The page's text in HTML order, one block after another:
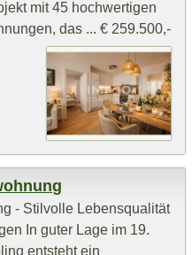
mit 45 hochwertigen
das ... € 259.500,-
- Stilvolle Lebensqualität
In guter Lage im 19.
entsteht ein